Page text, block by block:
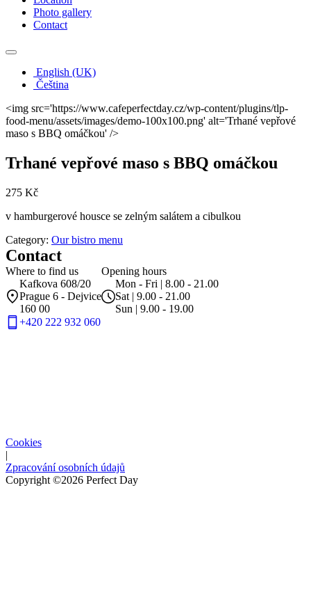
Photo gallery
Contact
English (UK)
Čeština
<img src='https://www.cafeperfectday.cz/wp-content/plugins/tlp-
food-menu/assets/images/demo-100x100.png' alt='Trhané vepřové
maso s BBQ omáčkou' />
Trhané vepřové maso s BBQ omáčkou
275 Kč
v hamburgerové housce se zelným salátem a cibulkou
Category: Our bistro menu
Contact
Where to find us
Kafkova 608/20
Prague 6 - Dejvice
160 00
+420 222 932 060
Opening hours
Mon - Fri | 8.00 - 21.00
Sat | 9.00 - 21.00
Sun | 9.00 - 19.00
Cookies
|
Zpracování osobních údajů
Copyright ©2026 Perfect Day